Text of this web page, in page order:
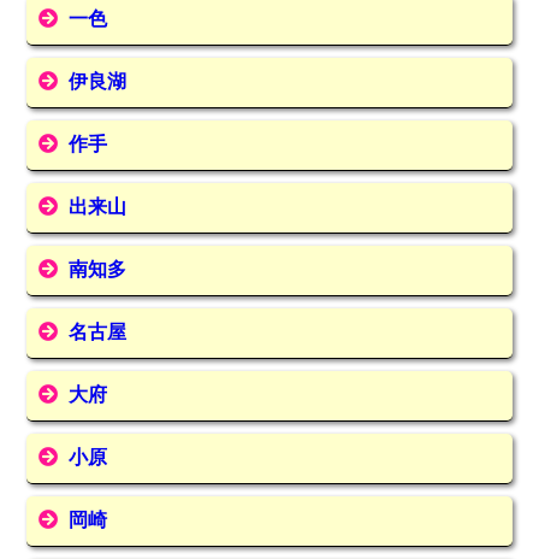
一色
伊良湖
作手
出来山
南知多
名古屋
大府
小原
岡崎